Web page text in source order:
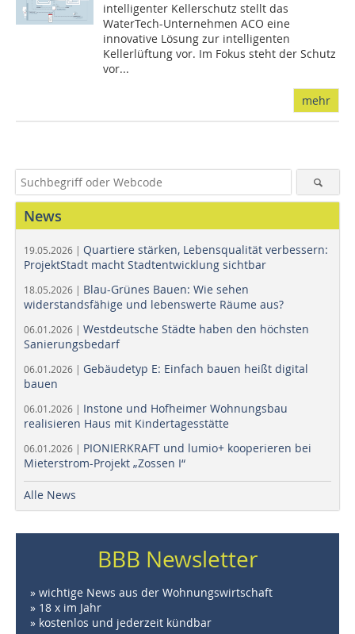
intelligenter Kellerschutz stellt das
WaterTech-Unternehmen ACO eine
innovative Lösung zur intelligenten
Kellerlüftung vor. Im Fokus steht der Schutz
vor...
mehr
News
19.05.2026 | Quartiere stärken, Lebensqualität verbessern:
ProjektStadt macht Stadtentwicklung sichtbar
18.05.2026 | Blau-Grünes Bauen: Wie sehen
widerstandsfähige und lebenswerte Räume aus?
06.01.2026 | Westdeutsche Städte haben den höchsten
Sanierungsbedarf
06.01.2026 | Gebäudetyp E: Einfach bauen heißt digital
bauen
06.01.2026 | Instone und Hofheimer Wohnungsbau
realisieren Haus mit Kindertagesstätte
06.01.2026 | PIONIERKRAFT und lumio+ kooperieren bei
Mieterstrom-Projekt „Zossen I“
Alle News
BBB Newsletter
» wichtige News aus der Wohnungswirtschaft
» 18 x im Jahr
» kostenlos und jederzeit kündbar